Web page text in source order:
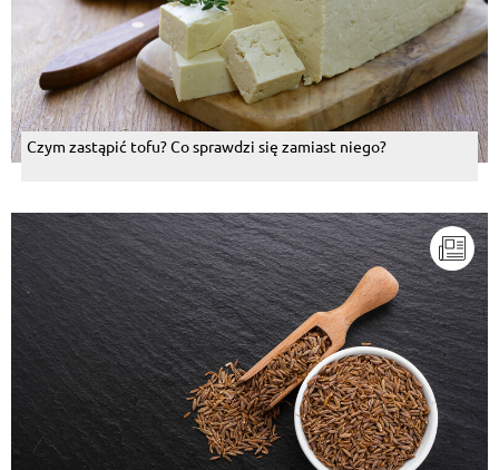
Czym zastąpić tofu? Co sprawdzi się zamiast niego?